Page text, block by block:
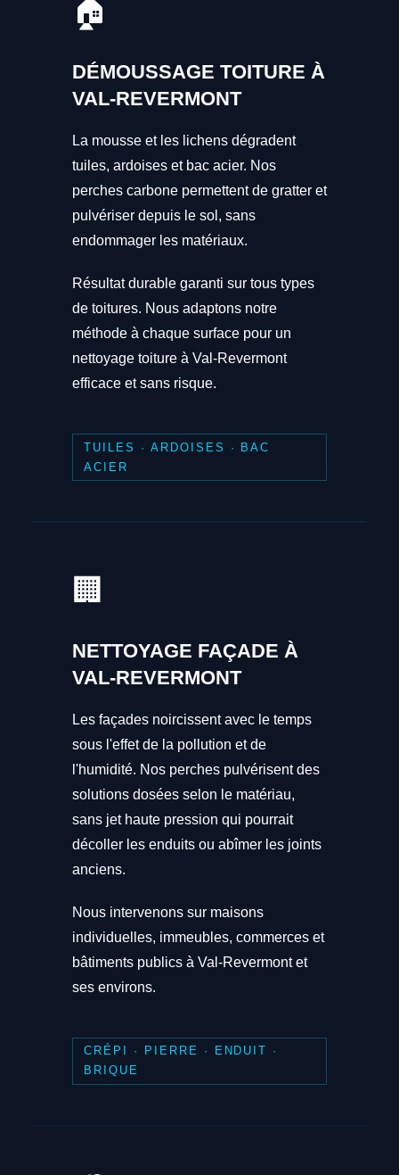
🏠
DÉMOUSSAGE TOITURE À
VAL-REVERMONT
La mousse et les lichens dégradent
tuiles, ardoises et bac acier. Nos
perches carbone permettent de gratter et
pulvériser depuis le sol, sans
endommager les matériaux.
Résultat durable garanti sur tous types
de toitures. Nous adaptons notre
méthode à chaque surface pour un
nettoyage toiture à Val-Revermont
efficace et sans risque.
TUILES · ARDOISES · BAC
ACIER
🏢
NETTOYAGE FAÇADE À
VAL-REVERMONT
Les façades noircissent avec le temps
sous l'effet de la pollution et de
l'humidité. Nos perches pulvérisent des
solutions dosées selon le matériau,
sans jet haute pression qui pourrait
décoller les enduits ou abîmer les joints
anciens.
Nous intervenons sur maisons
individuelles, immeubles, commerces et
bâtiments publics à Val-Revermont et
ses environs.
CRÉPI · PIERRE · ENDUIT ·
BRIQUE